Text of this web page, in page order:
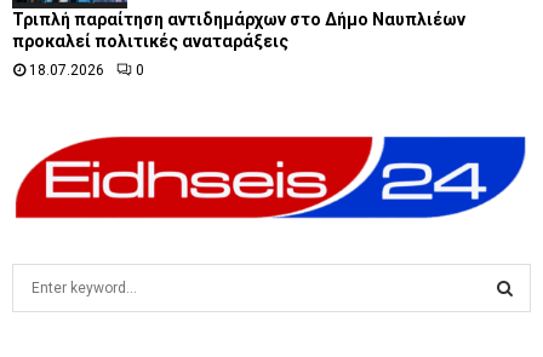
Τριπλή παραίτηση αντιδημάρχων στο Δήμο Ναυπλιέων
προκαλεί πολιτικές αναταράξεις
18.07.2026 0